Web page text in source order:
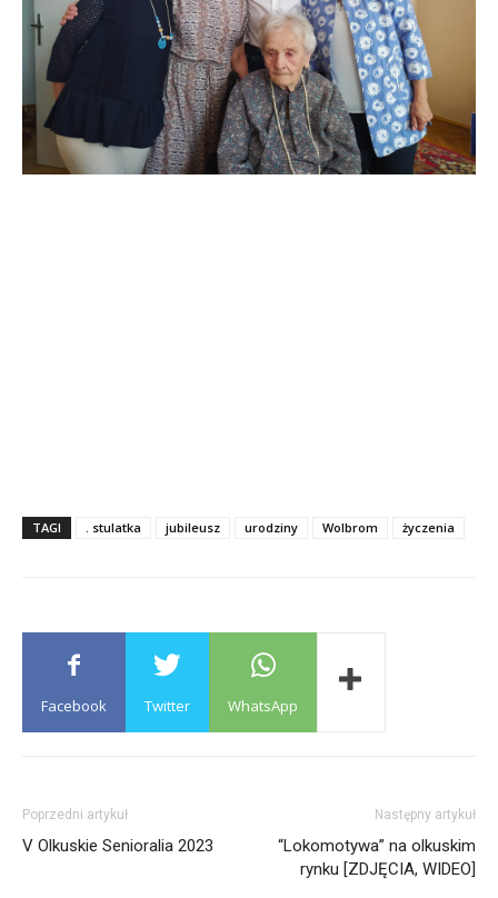
TAGI . stulatka jubileusz urodziny Wolbrom życzenia
Facebook Twitter WhatsApp
Poprzedni artykuł
V Olkuskie Senioralia 2023
Następny artykuł
“Lokomotywa” na olkuskim
rynku [ZDJĘCIA, WIDEO]